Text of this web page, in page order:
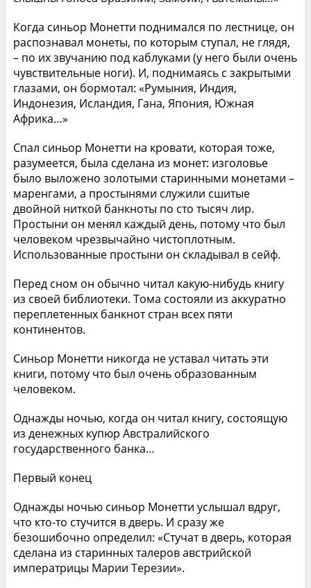
Когда синьор Монетти поднимался по лестнице, он
распознавал монеты, по которым ступал, не глядя,
– по их звучанию под каблуками (у него были очень
чувствительные ноги). И, поднимаясь с закрытыми
глазами, он бормотал: «Румыния, Индия,
Индонезия, Исландия, Гана, Япония, Южная
Африка…»
Спал синьор Монетти на кровати, которая тоже,
разумеется, была сделана из монет: изголовье
было выложено золотыми старинными монетами –
маренгами, а простынями служили сшитые
двойной ниткой банкноты по сто тысяч лир.
Простыни он менял каждый день, потому что был
человеком чрезвычайно чистоплотным.
Использованные простыни он складывал в сейф.
Перед сном он обычно читал какую-нибудь книгу
из своей библиотеки. Тома состояли из аккуратно
переплетенных банкнот стран всех пяти
континентов.
Синьор Монетти никогда не уставал читать эти
книги, потому что был очень образованным
человеком.
Однажды ночью, когда он читал книгу, состоящую
из денежных купюр Австралийского
государственного банка…
Первый конец
Однажды ночью синьор Монетти услышал вдруг,
что кто-то стучится в дверь. И сразу же
безошибочно определил: «Стучат в дверь, которая
сделана из старинных талеров австрийской
императрицы Марии Терезии».